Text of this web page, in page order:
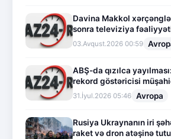
Davina Makkol
sonra televiziya
03.Avqust.2026 00:59
ABŞ-da qızılca
rekord göstəricisi
31.İyul.2026 05:46 Avropa
Rusiya Ukraynanın iri
raket və dron atəşinə